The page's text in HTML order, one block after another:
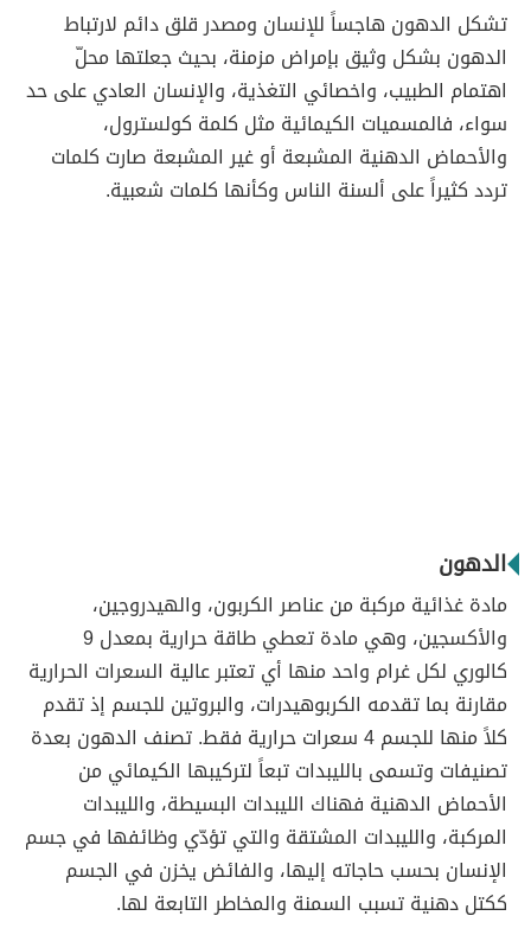
تشكل الدهون هاجساً للإنسان ومصدر قلق دائم لارتباط
الدهون بشكل وثيق بإمراض مزمنة، بحيث جعلتها محلّ
اهتمام الطبيب، واخصائي التغذية، والإنسان العادي على حد
سواء، فالمسميات الكيمائية مثل كلمة كولسترول،
والأحماض الدهنية المشبعة أو غير المشبعة صارت كلمات
تردد كثيراً على ألسنة الناس وكأنها كلمات شعبية.
الدهون
مادة غذائية مركبة من عناصر الكربون، والهيدروجين،
والأكسجين، وهي مادة تعطي طاقة حرارية بمعدل 9
كالوري لكل غرام واحد منها أي تعتبر عالية السعرات الحرارية
مقارنة بما تقدمه الكربوهيدرات، والبروتين للجسم إذ تقدم
كلاً منها للجسم 4 سعرات حرارية فقط. تصنف الدهون بعدة
تصنيفات وتسمى بالليبدات تبعاً لتركيبها الكيمائي من
الأحماض الدهنية فهناك الليبدات البسيطة، والليبدات
المركبة، والليبدات المشتقة والتي تؤدّي وظائفها في جسم
الإنسان بحسب حاجاته إليها، والفائض يخزن في الجسم
ككتل دهنية تسبب السمنة والمخاطر التابعة لها.